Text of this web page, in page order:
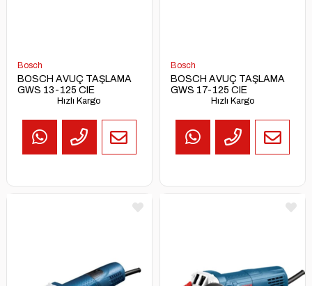
Bosch
BOSCH AVUÇ TAŞLAMA
GWS 13-125 CIE
Hızlı Kargo
Bosch
BOSCH AVUÇ TAŞLAMA
GWS 17-125 CIE
Hızlı Kargo